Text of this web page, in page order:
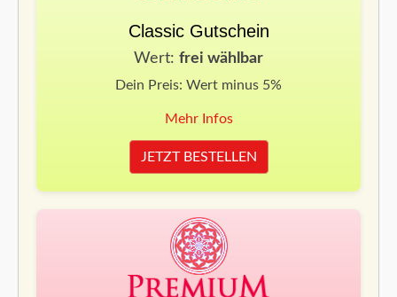
Classic Gutschein
Wert: frei wählbar
Dein Preis: Wert minus 5%
Mehr Infos
JETZT BESTELLEN